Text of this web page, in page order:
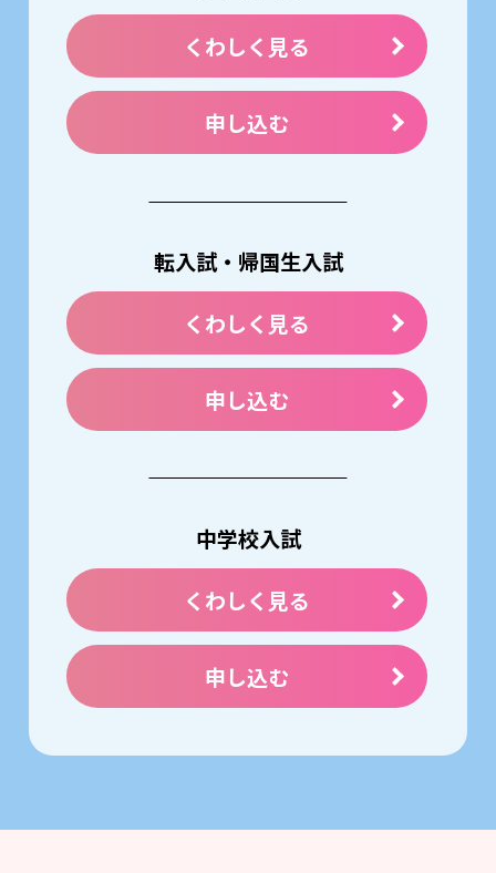
くわしく見る
申し込む
転入試・帰国生入試
くわしく見る
申し込む
中学校入試
くわしく見る
申し込む